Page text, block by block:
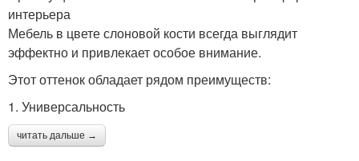
интерьера
Мебель в цвете слоновой кости всегда выглядит
эффектно и привлекает особое внимание.
Этот оттенок обладает рядом преимуществ:
1. Универсальность
читать дальше →